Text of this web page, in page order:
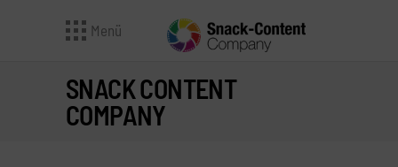
Menü
SNACK CONTENT
COMPANY